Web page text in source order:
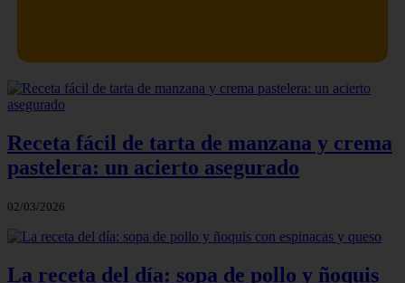
Receta fácil de tarta de manzana y crema
pastelera: un acierto asegurado
02/03/2026
La receta del día: sopa de pollo y ñoquis